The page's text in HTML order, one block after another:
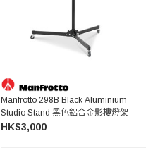
Manfrotto 298B Black Aluminium
Studio Stand 黑色鋁合金影樓燈架
HK$3,000